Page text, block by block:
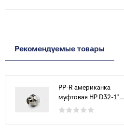
Рекомендуемые товары
PP-R американка
муфтовая НР D32-1"...